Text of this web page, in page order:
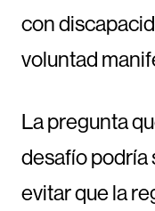
con
voluntad
La pregunta
desafío podría
evitar que la